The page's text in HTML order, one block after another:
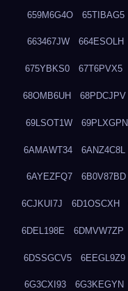
659M6G4O 65TIBAG5
663467JW 664ESOLH
675YBKS0 67T6PVX5
68OMB6UH 68PDCJPV
69LSOT1W 69PLXGPN
6AMAWT34 6ANZ4C8L
6AYEZFQ7 6B0V87BD
6CJKUI7J 6D1OSCXH
6DEL198E 6DMVW7ZP
6DSSGCV5 6EEGL9Z9
6G3CXI93 6G3KEGYN